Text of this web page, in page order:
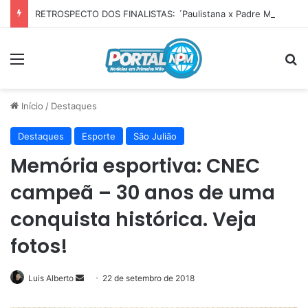
Início / Destaques
Destaques Esporte São Julião
Memória esportiva: CNEC
campeã – 30 anos de uma
conquista histórica. Veja
fotos!
Luis Alberto
Mande22 de setembro de 2018